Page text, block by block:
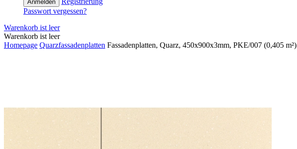
Anmelden
Passwort vergessen?
Warenkorb ist leer
Warenkorb ist leer
Homepage Quarzfassadenplatten Fassadenplatten, Quarz, 450x900x3mm, PKE/007 (0,405 m²)